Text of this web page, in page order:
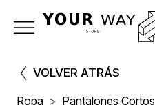
VOLVER ATRÁS
Ropa
Pantalones Cortos